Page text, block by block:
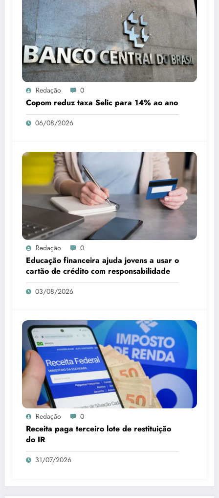
Redação 0
Copom reduz taxa Selic para 14% ao ano
06/08/2026
Redação 0
Educação financeira ajuda jovens a usar o
cartão de crédito com responsabilidade
03/08/2026
Redação 0
Receita paga terceiro lote de restituição
do IR
31/07/2026